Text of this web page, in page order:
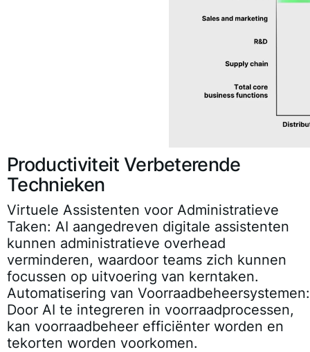
Productiviteit Verbeterende
Technieken
Virtuele Assistenten voor Administratieve
Taken: AI aangedreven digitale assistenten
kunnen administratieve overhead
verminderen, waardoor teams zich kunnen
focussen op uitvoering van kerntaken.
Automatisering van Voorraadbeheersystemen:
Door AI te integreren in voorraadprocessen,
kan voorraadbeheer efficiënter worden en
tekorten worden voorkomen.